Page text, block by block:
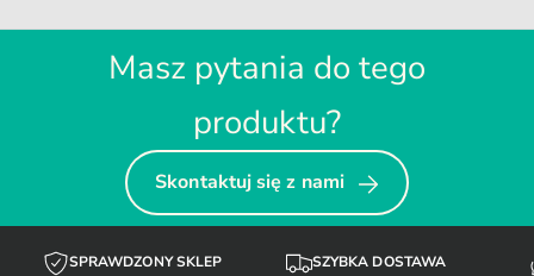
Masz pytania do tego
produktu?
Skontaktuj się z nami
SPRAWDZONY SKLEP
SZYBKA DOSTAWA